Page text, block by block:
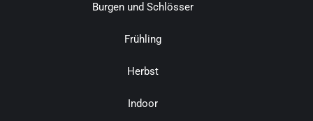
Burgen und Schlösser
Frühling
Herbst
Indoor